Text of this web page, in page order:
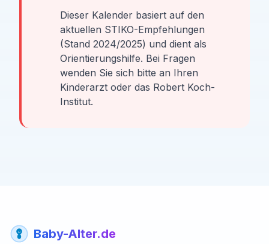
Dieser Kalender basiert auf den
aktuellen STIKO-Empfehlungen
(Stand 2024/2025) und dient als
Orientierungshilfe. Bei Fragen
wenden Sie sich bitte an Ihren
Kinderarzt oder das Robert Koch-
Institut.
Baby-Alter.de